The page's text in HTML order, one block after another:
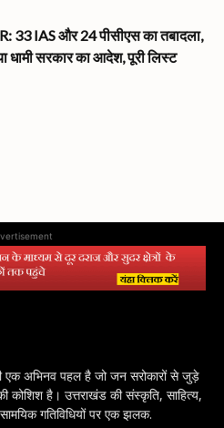
33 IAS और 24 पीसीएस का तबादला,
धामी सरकार का आदेश, पूरी लिस्ट
एक अभिनव पहल है जो जन सरोकारों से जुड़े
कोशिश है। उत्तराखंड की संस्कृति, साहित्य,
गतिविधियों पर एक झलक.